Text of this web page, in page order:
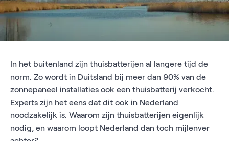
In het buitenland zijn thuisbatterijen al langere tijd de
norm. Zo wordt in Duitsland bij meer dan 90% van de
zonnepaneel installaties ook een thuisbatterij verkocht.
Experts zijn het eens dat dit ook in Nederland
noodzakelijk is. Waarom zijn thuisbatterijen eigenlijk
nodig, en waarom loopt Nederland dan toch mijlenver